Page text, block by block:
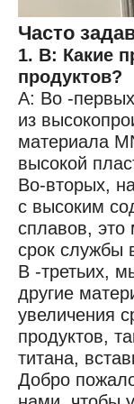
Часто
1. В: Какие
продуктов?
A: Во -
из
материала
высокой
Во-вторых,
с высоким
сплавов, это
срок службы
В -третьих,
другие
увеличения
продуктов,
титана,
Добро